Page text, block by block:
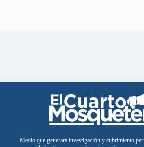
Medio que generara investigación y cubrimiento